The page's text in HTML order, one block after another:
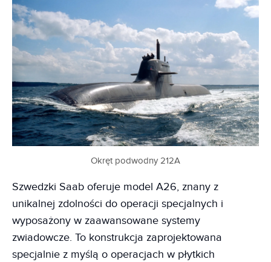
Okręt podwodny 212A
Szwedzki Saab oferuje model A26, znany z
unikalnej zdolności do operacji specjalnych i
wyposażony w zaawansowane systemy
zwiadowcze. To konstrukcja zaprojektowana
specjalnie z myślą o operacjach w płytkich